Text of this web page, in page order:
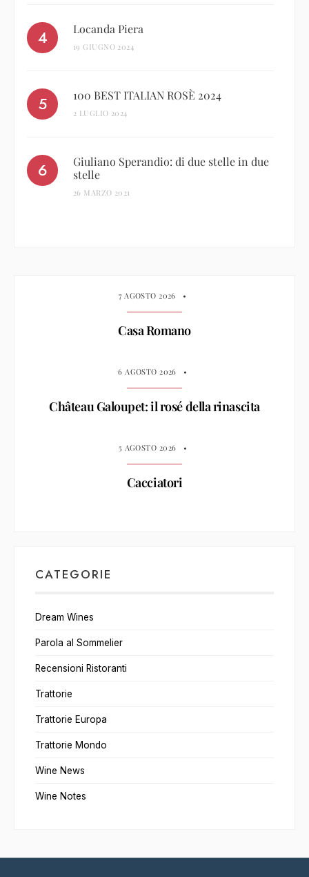
Locanda Piera
19 GIUGNO 2024
100 BEST ITALIAN ROSÈ 2024
2 LUGLIO 2024
Giuliano Sperandio: di due stelle in due
stelle
26 MARZO 2021
7 AGOSTO 2026 •
Casa Romano
6 AGOSTO 2026 •
Château Galoupet: il rosé della rinascita
5 AGOSTO 2026 •
Cacciatori
CATEGORIE
Dream Wines
Parola al Sommelier
Recensioni Ristoranti
Trattorie
Trattorie Europa
Trattorie Mondo
Wine News
Wine Notes